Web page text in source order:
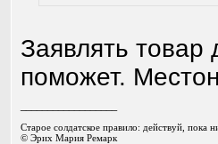
Заявлять товар
поможет.
Старое солдатское правило: действуй, пока
© Эрих Мария Ремарк⁠⁠